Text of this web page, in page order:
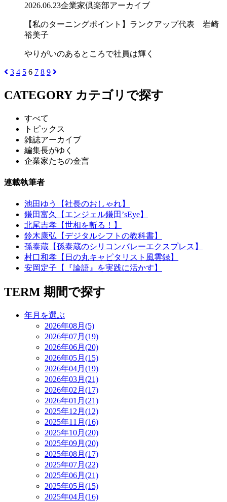
2026.06.23企業家倶楽部アーカイブ
【私のターニングポイント】ランクアップ代表 岩崎
裕美子
やりがいのあるところで社員は輝く
3 4 5 6 7 8 9
CATEGORY カテゴリで探す
すべて
トピックス
雑誌アーカイブ
編集長がゆく
企業家たちの金言
連載執筆者
池田ゆう【社長のおしゃれ】
鎌田富久【エンジェル鎌田’sEye】
北尾吉孝【世相を斬る！】
鈴木康弘【デジタルシフトの教科書】
孫泰蔵【孫泰蔵のシリコンバレーエクスプレス】
村口和孝【日の丸キャピタリスト風雲録】
安岡定子【『論語』を実践に活かす】
TERM 期間で探す
年月を選ぶ
2026年08月(5)
2026年07月(19)
2026年06月(20)
2026年05月(15)
2026年04月(19)
2026年03月(21)
2026年02月(17)
2026年01月(21)
2025年12月(12)
2025年11月(16)
2025年10月(20)
2025年09月(20)
2025年08月(17)
2025年07月(22)
2025年06月(21)
2025年05月(15)
2025年04月(16)